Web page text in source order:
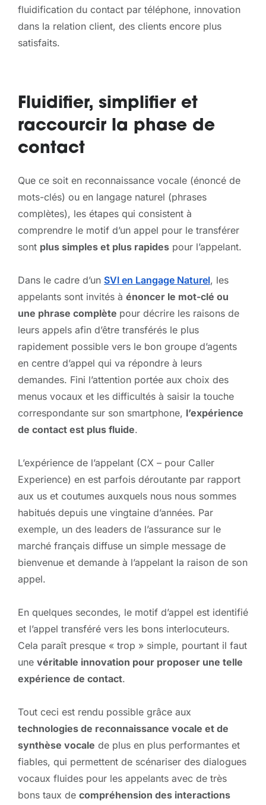
fluidification du contact par téléphone, innovation
dans la relation client, des clients encore plus
satisfaits.
Fluidifier, simplifier et
raccourcir la phase de
contact
Que ce soit en reconnaissance vocale (énoncé de
mots-clés) ou en langage naturel (phrases
complètes), les étapes qui consistent à
comprendre le motif d’un appel pour le transférer
sont plus simples et plus rapides pour l’appelant.
Dans le cadre d’un SVI en Langage Naturel, les
appelants sont invités à énoncer le mot-clé ou
une phrase complète pour décrire les raisons de
leurs appels afin d’être transférés le plus
rapidement possible vers le bon groupe d’agents
en centre d’appel qui va répondre à leurs
demandes. Fini l’attention portée aux choix des
menus vocaux et les difficultés à saisir la touche
correspondante sur son smartphone, l’expérience
de contact est plus fluide.
L’expérience de l’appelant (CX – pour Caller
Experience) en est parfois déroutante par rapport
aux us et coutumes auxquels nous nous sommes
habitués depuis une vingtaine d’années. Par
exemple, un des leaders de l’assurance sur le
marché français diffuse un simple message de
bienvenue et demande à l’appelant la raison de son
appel.
En quelques secondes, le motif d’appel est identifié
et l’appel transféré vers les bons interlocuteurs.
Cela paraît presque « trop » simple, pourtant il faut
une véritable innovation pour proposer une telle
expérience de contact.
Tout ceci est rendu possible grâce aux
technologies de reconnaissance vocale et de
synthèse vocale de plus en plus performantes et
fiables, qui permettent de scénariser des dialogues
vocaux fluides pour les appelants avec de très
bons taux de compréhension des interactions